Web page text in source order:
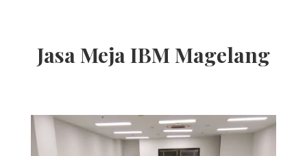
Jasa Meja IBM Magelang